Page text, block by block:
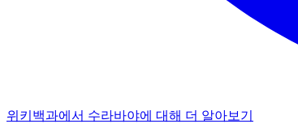
위키백과에서 수라바야에 대해 더 알아보기